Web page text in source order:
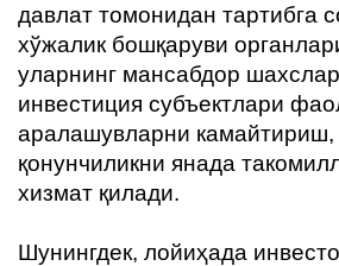
давлат томонидан тартибга
хўжалик бошқаруви
уларнинг мансабдор
инвестиция субъектлари
аралашувларни камайтириш,
қонунчиликни янада
хизмат қилади.
Шунингдек, лойиҳада